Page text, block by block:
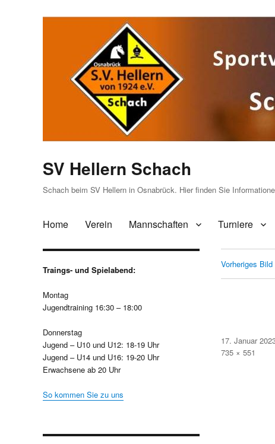
SV Hellern Schach
Schach beim SV Hellern in Osnabrück. Hier finden Sie
Home Verein Mannschaften Turniere
Vorheriges Bild
Veröffentlicht
am
17. Januar
Volle
735 × 551
Traings- und Spielabend:
Montag
Jugendtraining 16:30 – 18:00
Donnerstag
Jugend – U10 und U12: 18-19 Uhr
Jugend – U14 und U16: 19-20 Uhr
Erwachsene ab 20 Uhr
So kommen Sie zu uns